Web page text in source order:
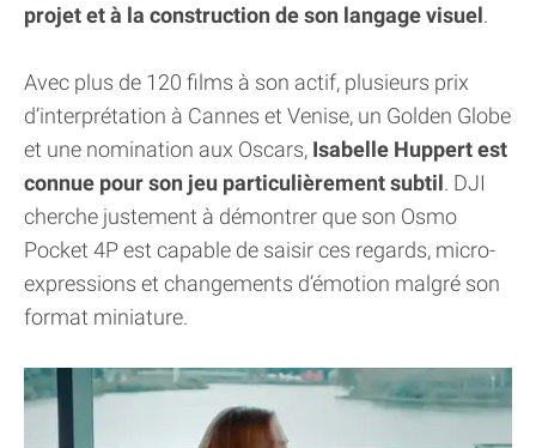
projet et à la construction de son langage visuel.
Avec plus de 120 films à son actif, plusieurs prix
d’interprétation à Cannes et Venise, un Golden Globe
et une nomination aux Oscars, Isabelle Huppert est
connue pour son jeu particulièrement subtil. DJI
cherche justement à démontrer que son Osmo
Pocket 4P est capable de saisir ces regards, micro-
expressions et changements d’émotion malgré son
format miniature.